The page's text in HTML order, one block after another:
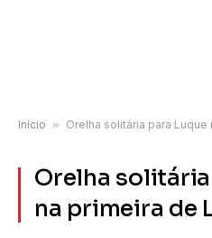
Início » Orelha solitária para
Orelha
na primeira de